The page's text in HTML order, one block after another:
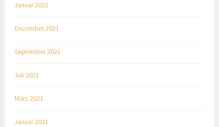
Januar 2022
Dezember 2021
September 2021
Juli 2021
März 2021
Januar 2021